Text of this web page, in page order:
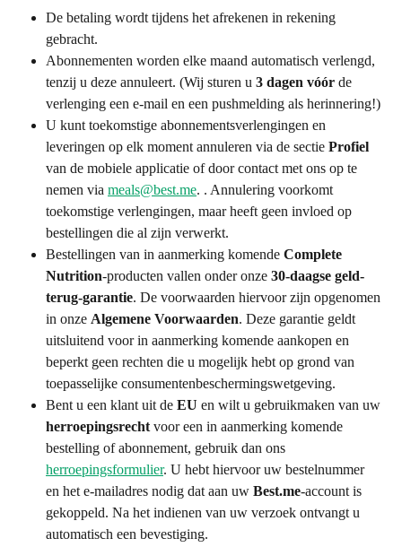
De betaling wordt tijdens het afrekenen in rekening
gebracht.
Abonnementen worden elke maand automatisch verlengd,
tenzij u deze annuleert. (Wij sturen u 3 dagen vóór de
verlenging een e-mail en een pushmelding als herinnering!)
U kunt toekomstige abonnementsverlengingen en
leveringen op elk moment annuleren via de sectie Profiel
van de mobiele applicatie of door contact met ons op te
nemen via meals@best.me. . Annulering voorkomt
toekomstige verlengingen, maar heeft geen invloed op
bestellingen die al zijn verwerkt.
Bestellingen van in aanmerking komende Complete
Nutrition-producten vallen onder onze 30-daagse geld-
terug-garantie. De voorwaarden hiervoor zijn opgenomen
in onze Algemene Voorwaarden. Deze garantie geldt
uitsluitend voor in aanmerking komende aankopen en
beperkt geen rechten die u mogelijk hebt op grond van
toepasselijke consumentenbeschermingswetgeving.
Bent u een klant uit de EU en wilt u gebruikmaken van uw
herroepingsrecht voor een in aanmerking komende
bestelling of abonnement, gebruik dan ons
herroepingsformulier. U hebt hiervoor uw bestelnummer
en het e-mailadres nodig dat aan uw Best.me-account is
gekoppeld. Na het indienen van uw verzoek ontvangt u
automatisch een bevestiging.